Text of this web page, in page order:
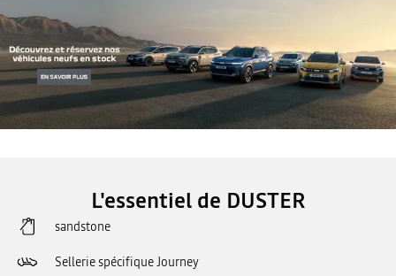
L'essentiel de DUSTER
sandstone
Sellerie spécifique Journey